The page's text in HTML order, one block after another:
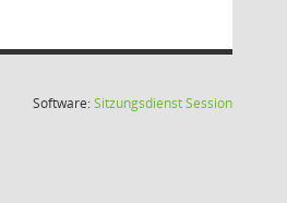
Software:SitzungsdienstSession(Wird in